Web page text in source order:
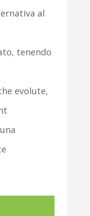
al
tenendo
evolute,